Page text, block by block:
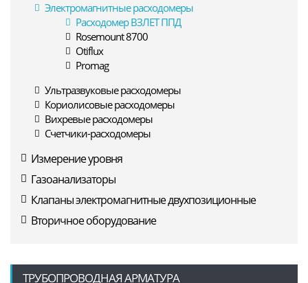
Электромагнитные расходомеры
Расходомер ВЗЛЕТ ППД
Rosemount 8700
Otiflux
Promag
Ультразвуковые расходомеры
Кориолисовые расходомеры
Вихревые расходомеры
Счетчики-расходомеры
Измерение уровня
Газоанализаторы
Клапаны электромагнитные двухпозиционные
Вторичное оборудование
ТРУБОПРОВОДНАЯ АРМАТУРА